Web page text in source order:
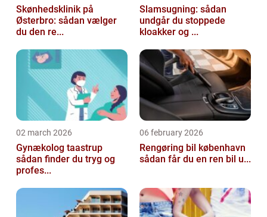
Skønhedsklinik på
Østerbro: sådan vælger
du den re...
Slamsugning: sådan
undgår du stoppede
kloakker og ...
02 march 2026
Gynækolog taastrup
sådan finder du tryg og
profes...
06 february 2026
Rengøring bil københavn
sådan får du en ren bil u...